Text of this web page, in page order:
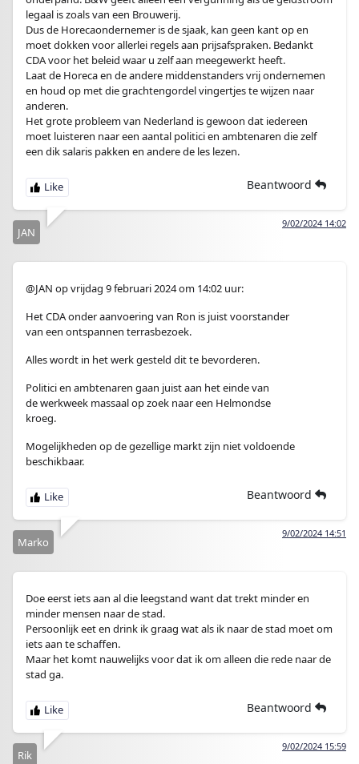
legaal is zoals van een Brouwerij.
Dus de Horecaondernemer is de sjaak, kan geen kant op en
moet dokken voor allerlei regels aan prijsafspraken. Bedankt
CDA voor het beleid waar u zelf aan meegewerkt heeft.
Laat de Horeca en de andere middenstanders vrij ondernemen
en houd op met die grachtengordel vingertjes te wijzen naar
anderen.
Het grote probleem van Nederland is gewoon dat iedereen
moet luisteren naar een aantal politici en ambtenaren die zelf
een dik salaris pakken en andere de les lezen.
Beantwoord
9/02/2024 14:02
JAN
@JAN op vrijdag 9 februari 2024 om 14:02 uur:
Het CDA onder aanvoering van Ron is juist voorstander
van een ontspannen terrasbezoek.
Alles wordt in het werk gesteld dit te bevorderen.
Politici en ambtenaren gaan juist aan het einde van
de werkweek massaal op zoek naar een Helmondse
kroeg.
Mogelijkheden op de gezellige markt zijn niet voldoende
beschikbaar.
Beantwoord
9/02/2024 14:51
Marko
Doe eerst iets aan al die leegstand want dat trekt minder en
minder mensen naar de stad.
Persoonlijk eet en drink ik graag wat als ik naar de stad moet om
iets aan te schaffen.
Maar het komt nauwelijks voor dat ik om alleen die rede naar de
stad ga.
Beantwoord
9/02/2024 15:59
Rik